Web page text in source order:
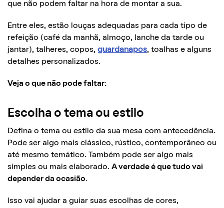
que não podem faltar na hora de montar a sua.
Entre eles, estão louças adequadas para cada tipo de
refeição (café da manhã, almoço, lanche da tarde ou
jantar), talheres, copos, guardanapos, toalhas e alguns
detalhes personalizados.
Veja o que não pode faltar:
Escolha o tema ou estilo
Defina o tema ou estilo da sua mesa com antecedência.
Pode ser algo mais clássico, rústico, contemporâneo ou
até mesmo temático. Também pode ser algo mais
simples ou mais elaborado. A verdade é que tudo vai
depender da ocasião.
Isso vai ajudar a guiar suas escolhas de cores,